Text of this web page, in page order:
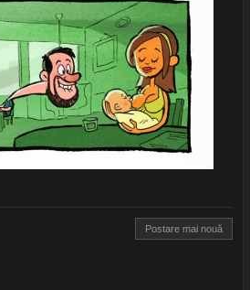
Postare mai nouă